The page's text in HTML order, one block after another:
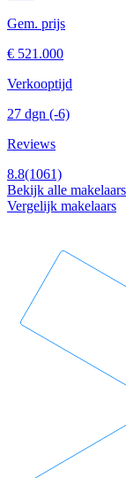
Gem. prijs
€ 521.000
Verkooptijd
27 dgn (-6)
Reviews
8.8(1061)
Bekijk alle
Vergelijk makelaars